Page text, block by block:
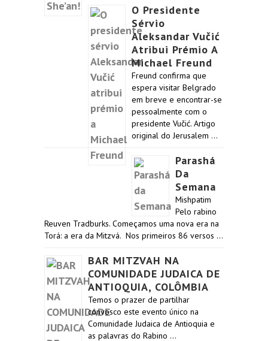
O Presidente
Sérvio
Aleksandar Vučić
Atribui Prémio A
Michael Freund
Freund confirma que
espera visitar Belgrado
em breve e encontrar-se
pessoalmente com o
presidente Vučić. Artigo
original do Jerusalem …
Parashá
Da
Semana
Mishpatim
Pelo rabino
Reuven Tradburks. Começamos uma nova era na
Torá: a era da Mitzvá. Nos primeiros 86 versos …
BAR MITZVAH NA
COMUNIDADE JUDAICA DE
ANTIOQUIA, COLÔMBIA
Temos o prazer de partilhar
convosco este evento único na
Comunidade Judaica de Antioquia e
as palavras do Rabino …